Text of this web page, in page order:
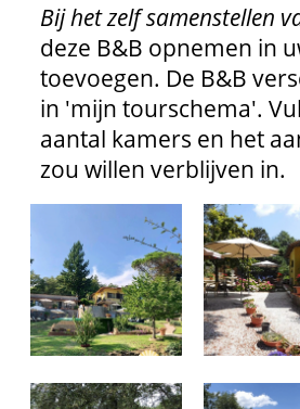
Bij het zelf samenstellen
deze B&B opnemen in
toevoegen. De B&B
in 'mijn tourschema'.
aantal kamers en het
zou willen verblijven in.